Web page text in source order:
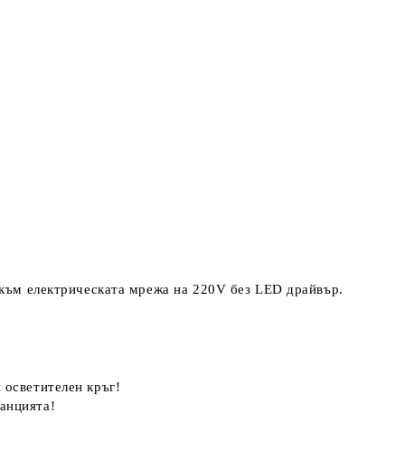
електрическата мрежа на 220V без LED драйвър.
кръг!